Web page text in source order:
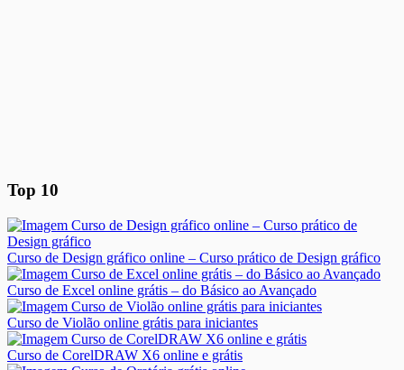
Top 10
Curso de Design gráfico online – Curso prático de Design gráfico
Curso de Excel online grátis – do Básico ao Avançado
Curso de Violão online grátis para iniciantes
Curso de CorelDRAW X6 online e grátis